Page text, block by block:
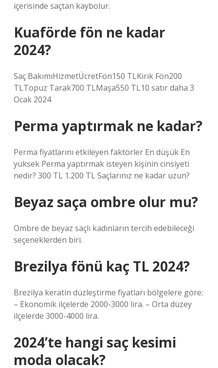
içerisinde saçtan kaybolur.
Kuaförde fön ne kadar
2024?
Saç BakımıHizmetÜcretFön150 TLKırık Fön200
TLTopuz Tarak700 TLMaşa550 TL10 satır daha 3
Ocak 2024
Perma yaptırmak ne kadar?
Perma fiyatlarını etkileyen faktörler En düşük En
yüksek Perma yaptırmak isteyen kişinin cinsiyeti
nedir? 300 TL 1.200 TL Saçlarınız ne kadar uzun?
Beyaz saça ombre olur mu?
Ombre de beyaz saçlı kadınların tercih edebileceği
seçeneklerden biri.
Brezilya fönü kaç TL 2024?
Brezilya keratin düzleştirme fiyatları bölgelere göre:
– Ekonomik ilçelerde 2000-3000 lira. – Orta düzey
ilçelerde 3000-4000 lira.
2024’te hangi saç kesimi
moda olacak?